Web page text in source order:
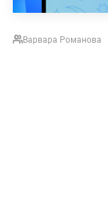
Варвара Романова